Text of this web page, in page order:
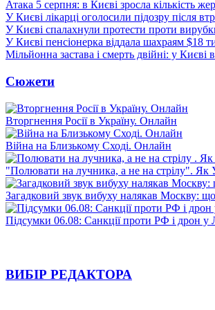
Атака 5 серпня: в Києві зросла кількість
У Києві лікарці оголосили підозру після
У Києві спалахнули протести проти
У Києві пенсіонерка віддала шахраям $18
Мільйонна застава і смерть двійні: у Києві
Сюжети
Вторгнення Росії в Україну. Онлайн
Війна на Близькому Сході. Онлайн
"Полювати на лучника, а не на стрілу". Як
Загадковий звук вибуху налякав Москву:
Підсумки 06.08: Санкції проти РФ і дрон у
ВИБІР РЕДАКТОРА